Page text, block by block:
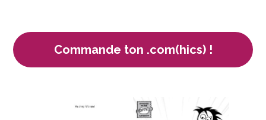
Commande ton .com(hics) !